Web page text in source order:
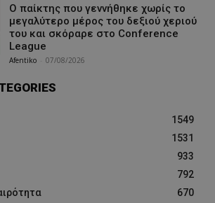
Ο παίκτης που γεννήθηκε χωρίς το
μεγαλύτερο μέρος του δεξιού χεριού
του και σκόραρε στο Conference
League
Afentiko 07/08/2026
1549
1531
933
792
670